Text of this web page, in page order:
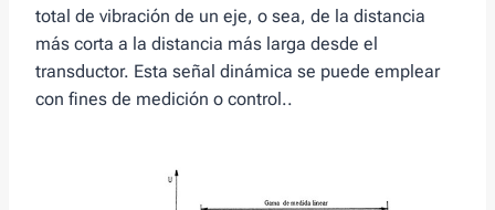
total de vibración de un eje, o sea, de la distancia
más corta a la distancia más larga desde el
transductor. Esta señal dinámica se puede emplear
con fines de medición o control..